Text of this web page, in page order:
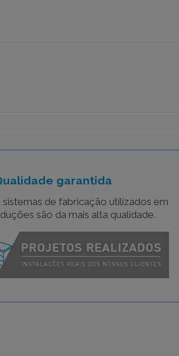
garantida
sistemas de fabricação utilizados em
são da mais alta qualidade.